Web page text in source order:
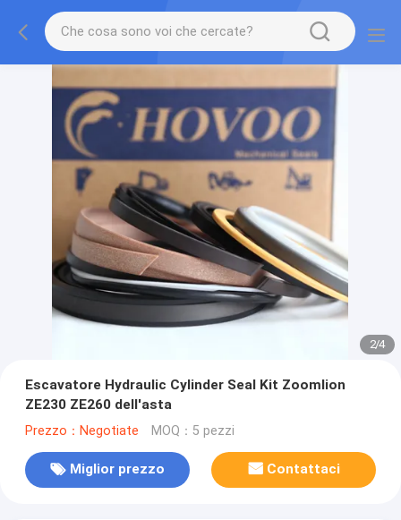
2/4
Escavatore Hydraulic Cylinder Seal Kit Zoomlion
ZE230 ZE260 dell'asta
Prezzo：Negotiate MOQ：5 pezzi
Miglior prezzo Contattaci